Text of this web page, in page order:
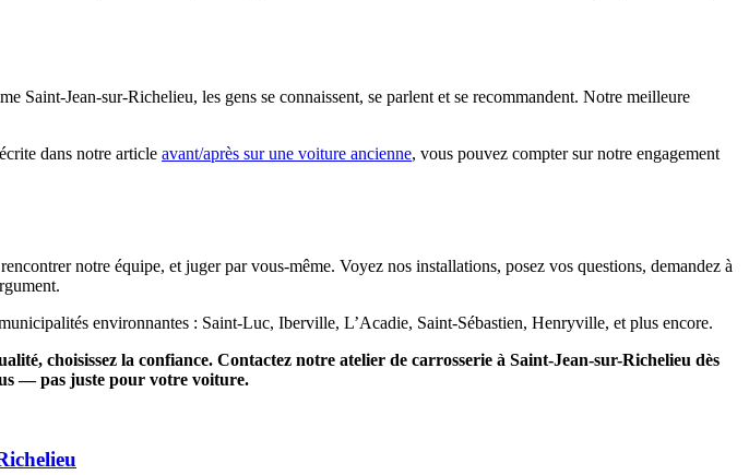
Jean-sur-Richelieu, les gens se connaissent, se parlent et se recommandent. Notre meilleure
dans notre article avant/après sur une voiture ancienne, vous pouvez compter sur notre engagement
notre équipe, et juger par vous-même. Voyez nos installations, posez vos questions, demandez à
environnantes : Saint-Luc, Iberville, L’Acadie, Saint-Sébastien, Henryville, et plus encore.
choisissez la confiance. Contactez notre atelier de carrosserie à Saint-Jean-sur-Richelieu dès
— pas juste pour votre voiture.